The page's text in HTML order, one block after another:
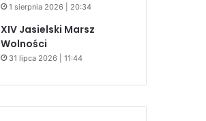
1 sierpnia 2026 | 20:34
XIV Jasielski Marsz
Wolności
31 lipca 2026 | 11:44